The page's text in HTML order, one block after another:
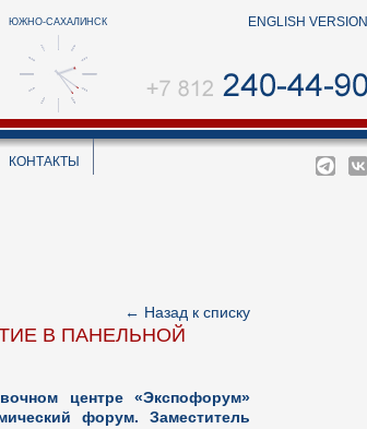
ENGLISH VERSION
ЮЖНО-САХАЛИНСК
КОНТАКТЫ
← Назад к списку
В ПАНЕЛЬНОЙ
центре «Экспофорум»
форум. Заместитель